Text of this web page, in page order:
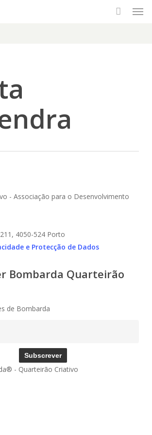
- Associação para o Desenvolvimento
4050-524 Porto
e Protecção de Dados
Bombarda Quarteirão
de Bombarda
Subscrever
- Quarteirão Criativo